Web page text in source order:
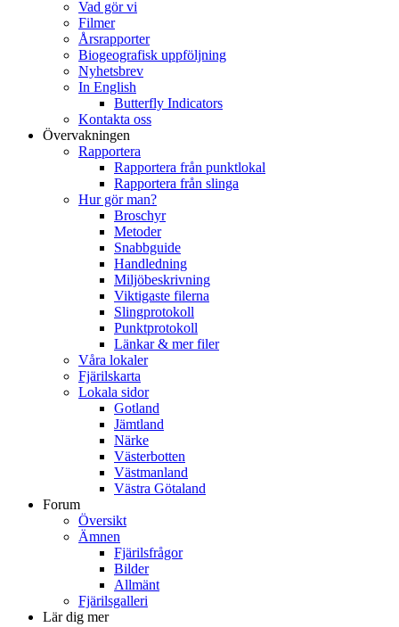
Vad gör vi
Filmer
Årsrapporter
Biogeografisk uppföljning
Nyhetsbrev
In English
Butterfly Indicators
Kontakta oss
Övervakningen
Rapportera
Rapportera från punktlokal
Rapportera från slinga
Hur gör man?
Broschyr
Metoder
Snabbguide
Handledning
Miljöbeskrivning
Viktigaste filerna
Slingprotokoll
Punktprotokoll
Länkar & mer filer
Våra lokaler
Fjärilskarta
Lokala sidor
Gotland
Jämtland
Närke
Västerbotten
Västmanland
Västra Götaland
Forum
Översikt
Ämnen
Fjärilsfrågor
Bilder
Allmänt
Fjärilsgalleri
Lär dig mer